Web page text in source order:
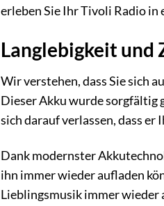
erleben Sie Ihr Tivoli Radio in
Langlebigkeit und
Wir verstehen, dass Sie sich
Dieser Akku wurde sorgfältig
sich darauf verlassen, dass
Dank modernster
ihn immer wieder aufladen
Lieblingsmusik immer wieder